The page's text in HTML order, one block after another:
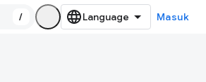
/ Masuk